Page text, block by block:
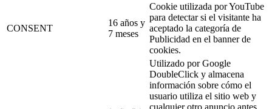
CONSENT
16 años y
7 meses
Cookie utilizada por YouTube
para detectar si el visitante ha
aceptado la categoría de
Publicidad en el banner de
cookies.
Utilizado por Google
DoubleClick y almacena
información sobre cómo el
usuario utiliza el sitio web y
cualquier otro anuncio antes